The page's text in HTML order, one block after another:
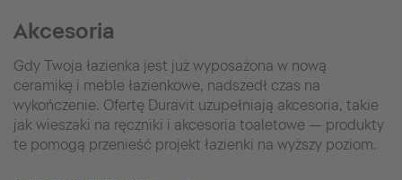
Akcesoria
Gdy Twoja łazienka jest już wyposażona w nową
ceramikę i meble łazienkowe, nadszedł czas na
wykończenie. Ofertę Duravit uzupełniają akcesoria, takie
jak wieszaki na ręczniki i akcesoria toaletowe — produkty
te pomogą przenieść projekt łazienki na wyższy poziom.